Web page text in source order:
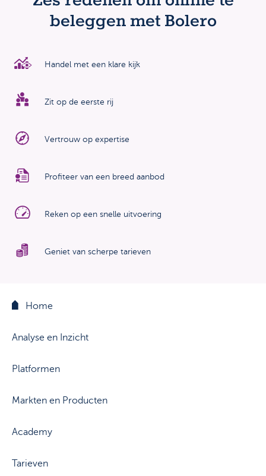
beleggen met Bolero
Handel met een klare kijk
Zit op de eerste rij
Vertrouw op expertise
Profiteer van een breed aanbod
Reken op een snelle uitvoering
Geniet van scherpe tarieven
Home
Analyse en Inzicht
Platformen
Markten en Producten
Academy
Tarieven